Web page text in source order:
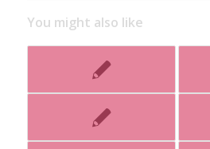
You might also like